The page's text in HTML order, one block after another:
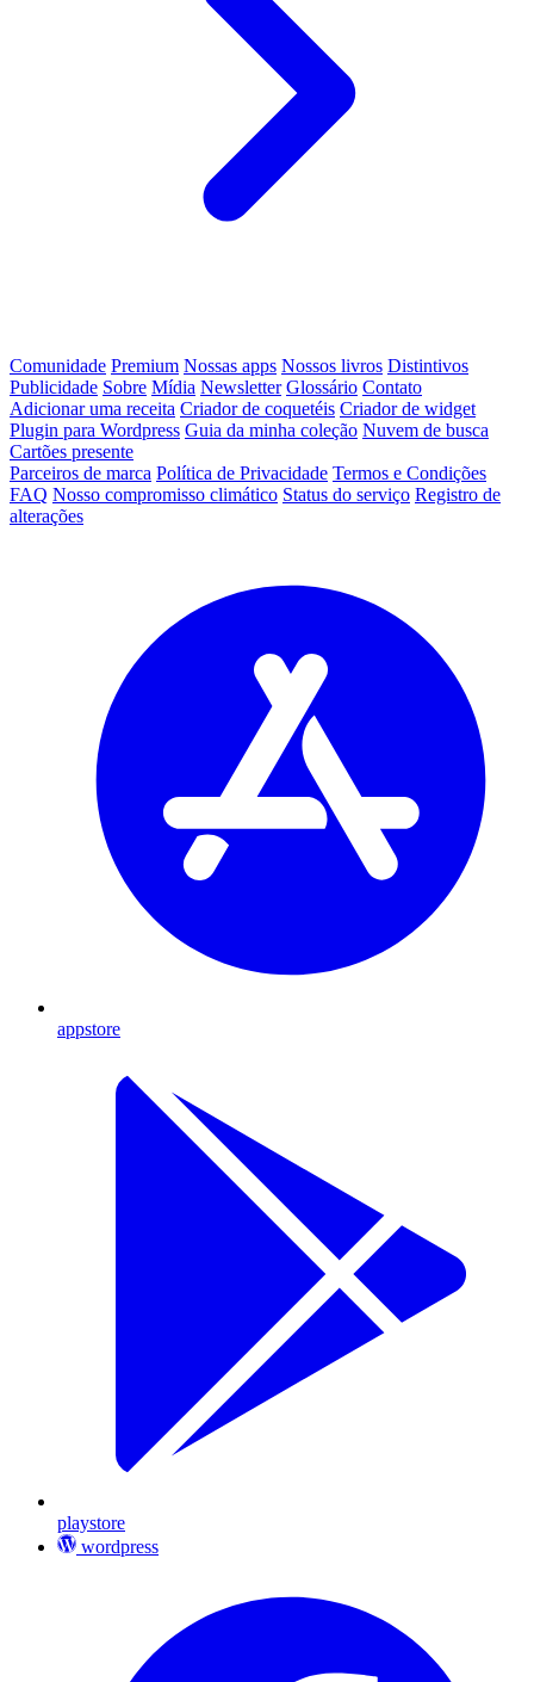
Comunidade Premium Nossas apps Nossos livros Distintivos
Publicidade Sobre Mídia Newsletter Glossário Contato
Adicionar uma receita Criador de coquetéis Criador de widget
Plugin para Wordpress Guia da minha coleção Nuvem de busca
Cartões presente
Parceiros de marca Política de Privacidade Termos e Condições
FAQ Nosso compromisso climático Status do serviço Registro de
alterações
appstore
playstore
wordpress